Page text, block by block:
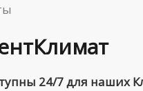
24/7 для наших